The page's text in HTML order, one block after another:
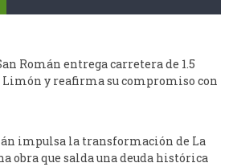
Román entrega carretera de 1.5
y reafirma su compromiso con
impulsa la transformación de La
obra que salda una deuda histórica